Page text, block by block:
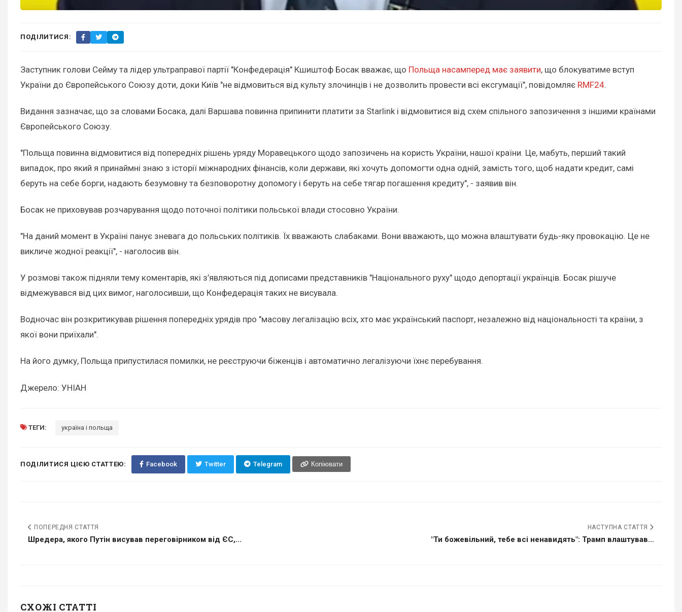
ПОДІЛИТИСЯ:
Заступник голови Сейму та лідер ультраправої партії "Конфедерація" Кшиштоф Босак вважає, що Польща насамперед має заявити, що блокуватиме вступ
України до Європейського Союзу доти, доки Київ "не відмовиться від культу злочинців і не дозволить провести всі ексгумації", повідомляє RMF24.
Видання зазначає, що за словами Босака, далі Варшава повинна припинити платити за Starlink і відмовитися від схем спільного запозичення з іншими країнами
Європейського Союзу.
"Польща повинна відмовитися від попередніх рішень уряду Моравецького щодо запозичень на користь України, нашої країни. Це, мабуть, перший такий
випадок, про який я принаймні знаю з історії міжнародних фінансів, коли держави, які хочуть допомогти одна одній, замість того, щоб надати кредит, самі
беруть на себе борги, надають безумовну та безповоротну допомогу і беруть на себе тягар погашення кредиту", - заявив він.
Босак не приховував розчарування щодо поточної політики польської влади стосовно України.
"На даний момент в Україні панує зневага до польських політиків. Їх вважають слабаками. Вони вважають, що можна влаштувати будь-яку провокацію. Це не
викличе жодної реакції", - наголосив він.
У розмові також підняли тему коментарів, які з’являються під дописами представників "Національного руху" щодо депортації українців. Босак рішуче
відмежувався від цих вимог, наголосивши, що Конфедерація таких не висувала.
Водночас він розкритикував рішення попередніх урядів про "масову легалізацію всіх, хто має український паспорт, незалежно від національності та країни, з
якої вони приїхали".
На його думку, Польща припустилася помилки, не реєструючи біженців і автоматично легалізуючи їхнє перебування.
Джерело: УНІАН
ТЕГИ: україна і польща
ПОДІЛИТИСЯ ЦІЄЮ СТАТТЕЮ: Facebook Twitter Telegram Копіювати
ПОПЕРЕДНЯ СТАТТЯ
Шредера, якого Путін висував переговірником від ЄС,...
НАСТУПНА СТАТТЯ
"Ти божевільний, тебе всі ненавидять": Трамп влаштував...
СХОЖІ СТАТТІ